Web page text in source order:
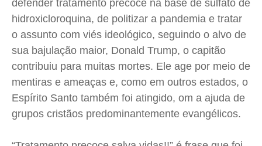
defender tratamento precoce na base de sulfato de
hidroxicloroquina, de politizar a pandemia e tratar
o assunto com viés ideológico, seguindo o alvo de
sua bajulação maior, Donald Trump, o capitão
contribuiu para muitas mortes. Ele age por meio de
mentiras e ameaças e, como em outros estados, o
Espírito Santo também foi atingido, om a ajuda de
grupos cristãos predominantemente evangélicos.